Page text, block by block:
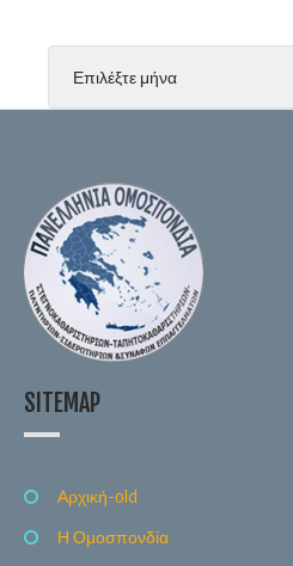
SITEMAP
Αρχική-old
Η Ομοσπονδία